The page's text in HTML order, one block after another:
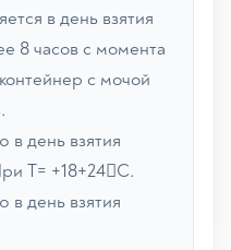
в день взятия
8 часов с момента
с мочой
в день взятия
Т= +18+24С.
в день взятия